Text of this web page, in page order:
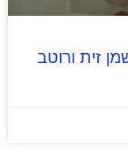
זית ורוטב